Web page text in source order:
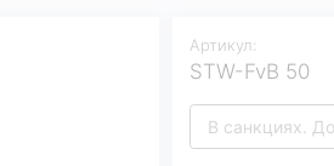
Артикул:
STW-FvB 50
В санкциях.